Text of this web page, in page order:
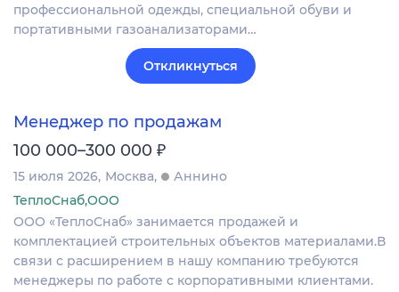
профессиональной одежды, специальной обуви и
портативными газоанализаторами…
Откликнуться
Менеджер по продажам
100 000–300 000 ₽
15 июля 2026 Москва
Аннино
ТеплоСнаб,ООО
ООО «ТеплоСнаб» занимается продажей и
комплектацией строительных объектов материалами.В
связи с расширением в нашу компанию требуются
менеджеры по работе с корпоративными клиентами.